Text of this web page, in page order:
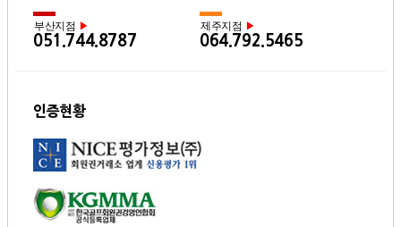
부산지점 ▶
051.744.8787
제주지점 ▶
064.792.5465
인증현황